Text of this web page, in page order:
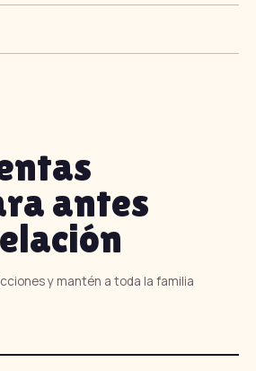
antes
y mantén a toda la familia